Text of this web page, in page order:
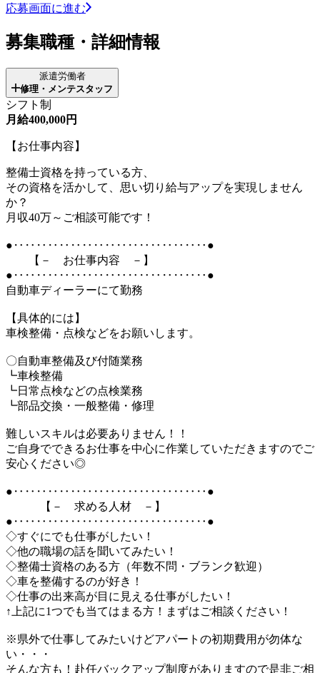
応募画面に進む
募集職種・詳細情報
派遣労働者
修理・メンテスタッフ
シフト制
月給400,000円
【お仕事内容】
整備士資格を持っている方、
その資格を活かして、思い切り給与アップを実現しません
か？
月収40万～ご相談可能です！
●‥‥‥‥‥‥‥‥‥‥‥‥‥‥‥‥‥●
【－ お仕事内容 －】
●‥‥‥‥‥‥‥‥‥‥‥‥‥‥‥‥‥●
自動車ディーラーにて勤務
【具体的には】
車検整備・点検などをお願いします。
〇自動車整備及び付随業務
┗車検整備
┗日常点検などの点検業務
┗部品交換・一般整備・修理
難しいスキルは必要ありません！！
ご自身でできるお仕事を中心に作業していただきますのでご
安心ください◎
●‥‥‥‥‥‥‥‥‥‥‥‥‥‥‥‥‥●
【－ 求める人材 －】
●‥‥‥‥‥‥‥‥‥‥‥‥‥‥‥‥‥●
◇すぐにでも仕事がしたい！
◇他の職場の話を聞いてみたい！
◇整備士資格のある方（年数不問・ブランク歓迎）
◇車を整備するのが好き！
◇仕事の出来高が目に見える仕事がしたい！
↑上記に1つでも当てはまる方！まずはご相談ください！
※県外で仕事してみたいけどアパートの初期費用が勿体な
い・・・
そんな方も！赴任バックアップ制度がありますので是非ご相